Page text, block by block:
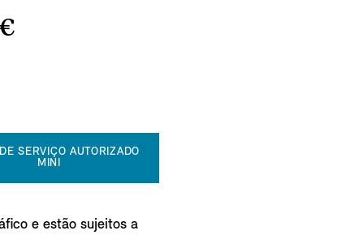
SERVIÇO AUTORIZADO
MINI
e estão sujeitos a